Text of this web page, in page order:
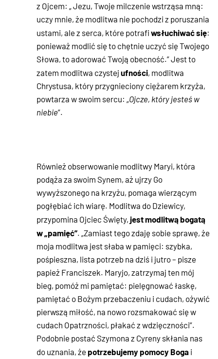
z Ojcem: „ Jezu, Twoje milczenie wstrząsa mną:
uczy mnie, że modlitwa nie pochodzi z poruszania
ustami, ale z serca, które potrafiwsłuchiwać się:
ponieważ modlić się to chętnie uczyć się Twojego
Słowa, to adorować Twoją obecność.” Jest to
zatem modlitwa czystejufności, modlitwa
Chrystusa, który przygnieciony ciężarem krzyża,
powtarza w swoim sercu: „Ojcze, który jesteś w
niebie”.
Również obserwowanie modlitwy Maryi, która
podąża za swoim Synem, aż ujrzy Go
wywyższonego na krzyżu, pomaga wierzącym
pogłębiać ich wiarę. Modlitwa do Dziewicy,
przypomina Ojciec Święty, jest modlitwą bogatą
w „pamięć”. „Zamiast tego zdaję sobie sprawę, że
moja modlitwa jest słaba w pamięci: szybka,
pośpieszna, lista potrzeb na dziś i jutro – pisze
papież Franciszek. Maryjo, zatrzymaj ten mój
bieg, pomóż mi pamiętać: pielęgnować łaskę,
pamiętać o Bożym przebaczeniu i cudach, ożywić
pierwszą miłość, na nowo rozsmakować się w
cudach Opatrzności, płakać z wdzięczności”.
Podobnie postać Szymona z Cyreny skłania nas
do uznania, że potrzebujemy pomocy Bogai